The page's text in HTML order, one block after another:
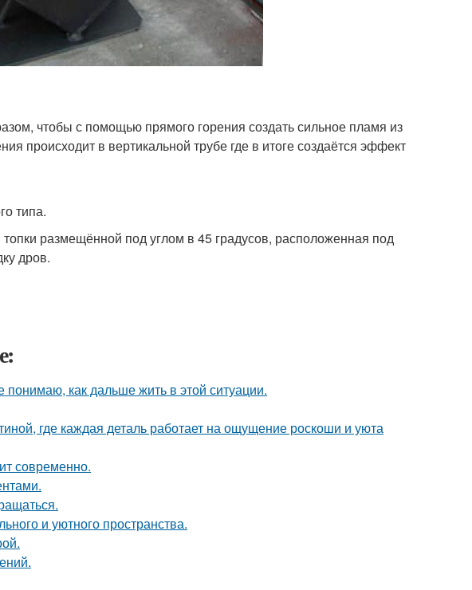
чтобы с помощью прямого горения создать сильное пламя из
происходит в вертикальной трубе где в итоге создаётся эффект
типа.
размещённой под углом в 45 градусов, расположенная под
дров.
понимаю, как дальше жить в этой ситуации.
где каждая деталь работает на ощущение роскоши и уюта
современно.
и уютного пространства.